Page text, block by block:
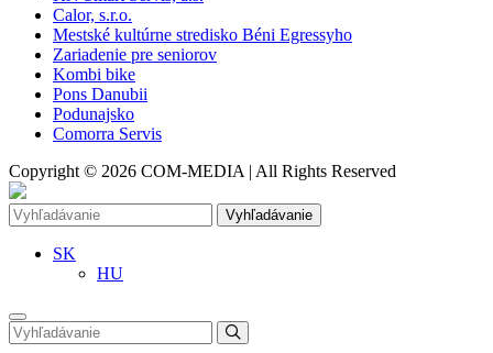
Calor, s.r.o.
Mestské kultúrne stredisko Béni Egressyho
Zariadenie pre seniorov
Kombi bike
Pons Danubii
Podunajsko
Comorra Servis
Copyright © 2026 COM-MEDIA | All Rights Reserved
Vyhľadávanie
SK
HU